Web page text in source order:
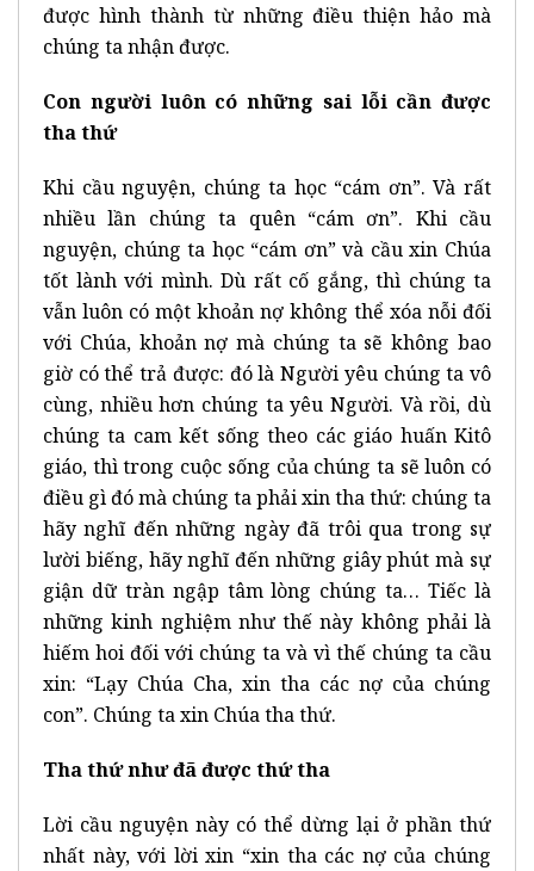
được hình thành từ những điều thiện hảo mà
chúng ta nhận được.
Con người luôn có những sai lỗi cần được
tha thứ
Khi cầu nguyện, chúng ta học “cám ơn”. Và rất
nhiều lần chúng ta quên “cám ơn”. Khi cầu
nguyện, chúng ta học “cám ơn” và cầu xin Chúa
tốt lành với mình. Dù rất cố gắng, thì chúng ta
vẫn luôn có một khoản nợ không thể xóa nỗi đối
với Chúa, khoản nợ mà chúng ta sẽ không bao
giờ có thể trả được: đó là Người yêu chúng ta vô
cùng, nhiều hơn chúng ta yêu Người. Và rồi, dù
chúng ta cam kết sống theo các giáo huấn Kitô
giáo, thì trong cuộc sống của chúng ta sẽ luôn có
điều gì đó mà chúng ta phải xin tha thứ: chúng ta
hãy nghĩ đến những ngày đã trôi qua trong sự
lười biếng, hãy nghĩ đến những giây phút mà sự
giận dữ tràn ngập tâm lòng chúng ta… Tiếc là
những kinh nghiệm như thế này không phải là
hiếm hoi đối với chúng ta và vì thế chúng ta cầu
xin: “Lạy Chúa Cha, xin tha các nợ của chúng
con”. Chúng ta xin Chúa tha thứ.
Tha thứ như đã được thứ tha
Lời cầu nguyện này có thể dừng lại ở phần thứ
nhất này, với lời xin “xin tha các nợ của chúng